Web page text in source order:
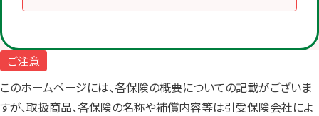
ご注意
このホームページには、各保険の概要についての記載がございま
すが、取扱商品、各保険の名称や補償内容等は引受保険会社によ